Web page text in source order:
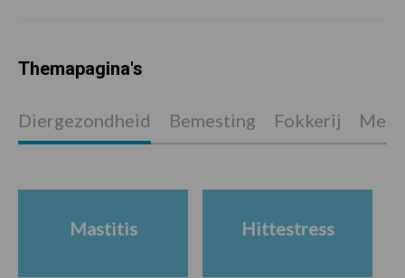
Themapagina's
Diergezondheid Bemesting Fokkerij
Mastitis Hittestress